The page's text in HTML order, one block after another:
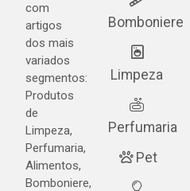
com
artigos
dos mais
variados
segmentos:
Produtos
de
Limpeza,
Perfumaria,
Alimentos,
Bomboniere,
Bomboniere
Limpeza
Perfumaria
Pet